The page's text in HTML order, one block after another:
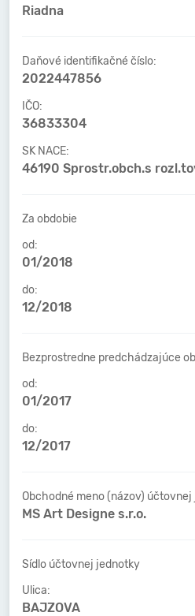
Riadna
Daňové identifikačné číslo:
2022447856
IČO:
36833304
SK NACE:
46190 Sprostr.obch.s
Za obdobie
od:
01/2018
do:
12/2018
Bezprostredne predchádzajúce
od:
01/2017
do:
12/2017
Obchodné meno (názov)
MS Art Designe s.r.o.
Sídlo účtovnej jednotky
Ulica:
BAJZOVA